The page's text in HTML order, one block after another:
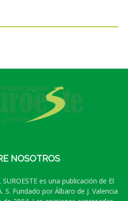
NOSOTROS
es una publicación de El
S. Fundado por Álbaro de J. Valencia